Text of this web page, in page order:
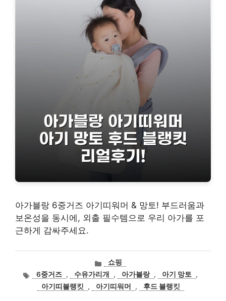
아가블랑 6중거즈 아기띠워머 & 망토! 부드러움과
보온성을 동시에, 외출 필수템으로 우리 아가를 포
근하게 감싸주세요.
카
테
고
리
쇼핑
태6중거즈 , 수유가리개 , 아가블랑 , 아기 망토
,
아기띠블랭킷
, 아기띠워머 , 후드 블랭킷